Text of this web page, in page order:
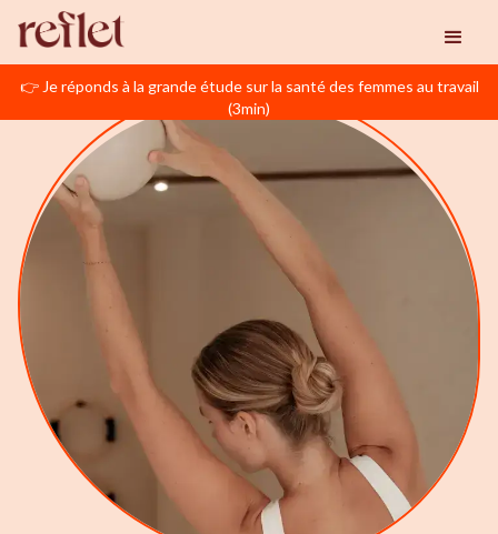
👉 Je réponds à la grande étude sur la santé des femmes au travail
(3min)